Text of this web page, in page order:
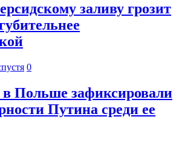
заливу грозит
0
Польше зафиксировали
Путина среди ее